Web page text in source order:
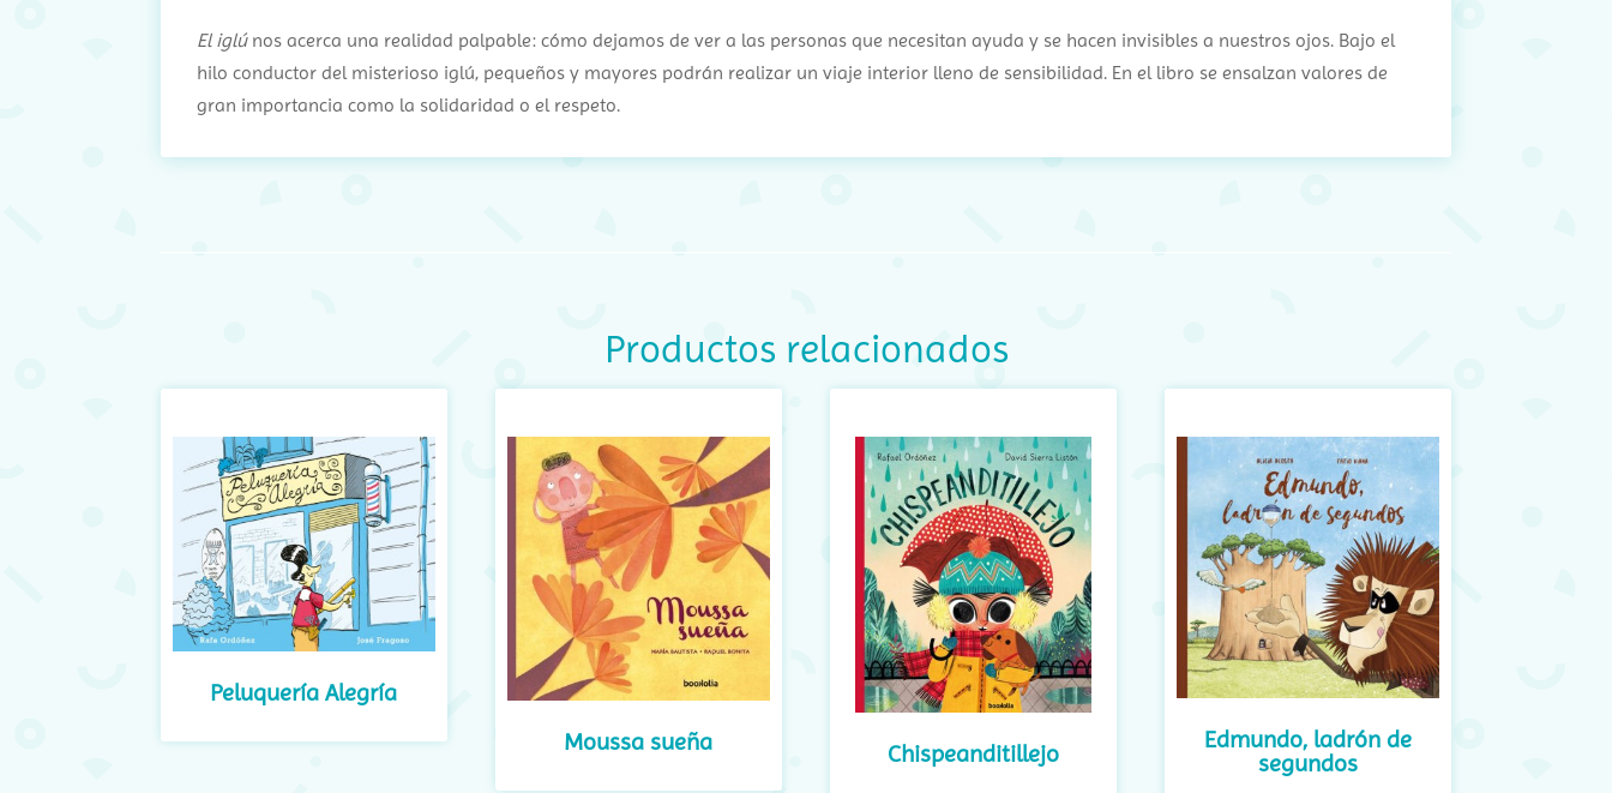
El iglúnos acerca una realidad palpable: cómo dejamos de ver a las personas que necesitan ayuda y se hacen invisibles a nuestros ojos. Bajo el
hilo conductor del misterioso iglú, pequeños y mayores podrán realizar un viaje interior lleno de sensibilidad. En el libro se ensalzan valores de
gran importancia como la solidaridad o el respeto.
Productos relacionados
Peluquería Alegría
Moussa sueña
Chispeanditillejo
Edmundo, ladrón de
segundos